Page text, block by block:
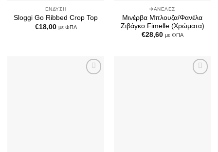
ΈΝΔΥΣΗ
Sloggi Go Ribbed Crop Top
€18,00 με ΦΠΑ
ΦΑΝΈΛΕΣ
Μινέρβα Μπλουζα/Φανέλα
Ζιβάγκο Fimelle (Χρώματα)
€28,60 με ΦΠΑ